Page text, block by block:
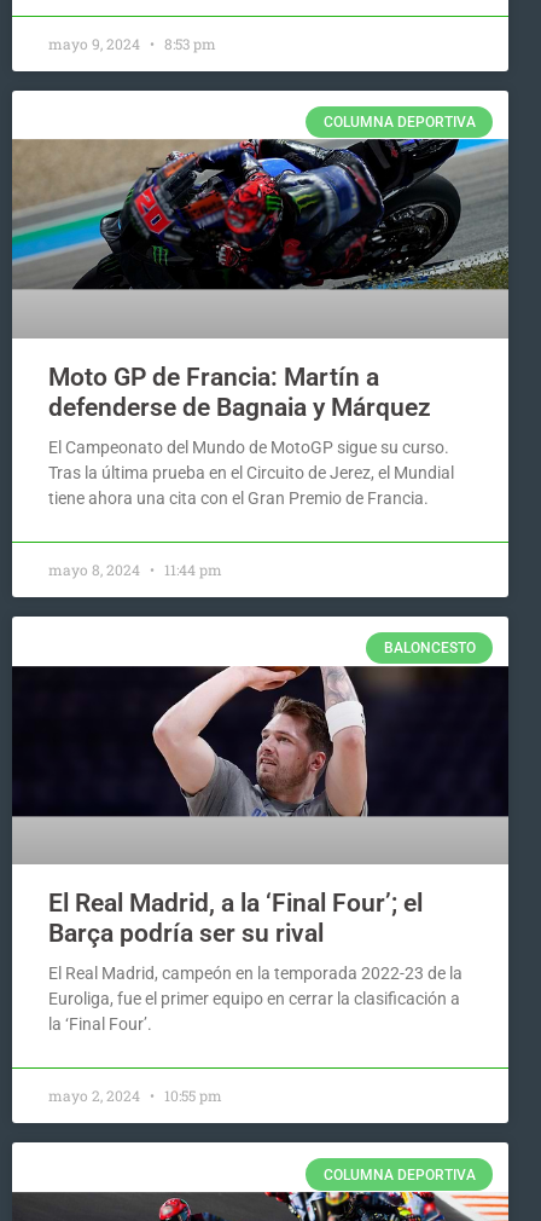
mayo 9, 2024 8:53 pm
COLUMNA DEPORTIVA
Moto GP de Francia: Martín a
defenderse de Bagnaia y Márquez
El Campeonato del Mundo de MotoGP sigue su curso.
Tras la última prueba en el Circuito de Jerez, el Mundial
tiene ahora una cita con el Gran Premio de Francia.
mayo 8, 2024 11:44 pm
BALONCESTO
El Real Madrid, a la ‘Final Four’; el
Barça podría ser su rival
El Real Madrid, campeón en la temporada 2022-23 de la
Euroliga, fue el primer equipo en cerrar la clasificación a
la ‘Final Four’.
mayo 2, 2024 10:55 pm
COLUMNA DEPORTIVA